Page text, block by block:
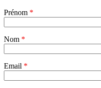
laisser
vide.
Prénom *
Nom *
Email *